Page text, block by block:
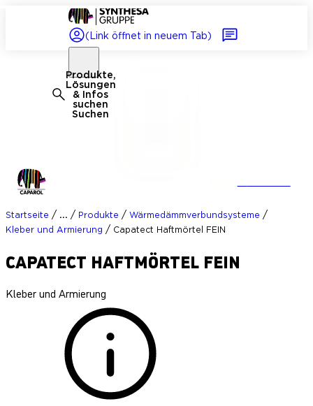
(Link öffnet in neuem Tab)
Produkte,
Lösungen
& Infos
suchen
Suchen
Startseite / ... / Produkte / Wärmedämmverbundsysteme /
Kleber und Armierung / Capatect Haftmörtel FEIN
CAPATECT HAFTMÖRTEL FEIN
Kleber und Armierung